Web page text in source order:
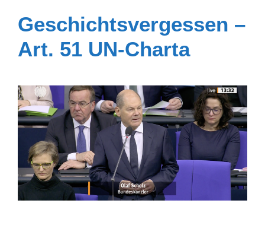
Geschichtsvergessen –
Art. 51 UN-Charta